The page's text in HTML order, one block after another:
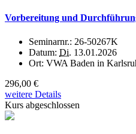
Vorbereitung und
Seminarnr.: 26-50267K
Datum: Di. 13.01.2026
Ort: VWA Baden in
296,00 €
weitere Details
Kurs abgeschlossen